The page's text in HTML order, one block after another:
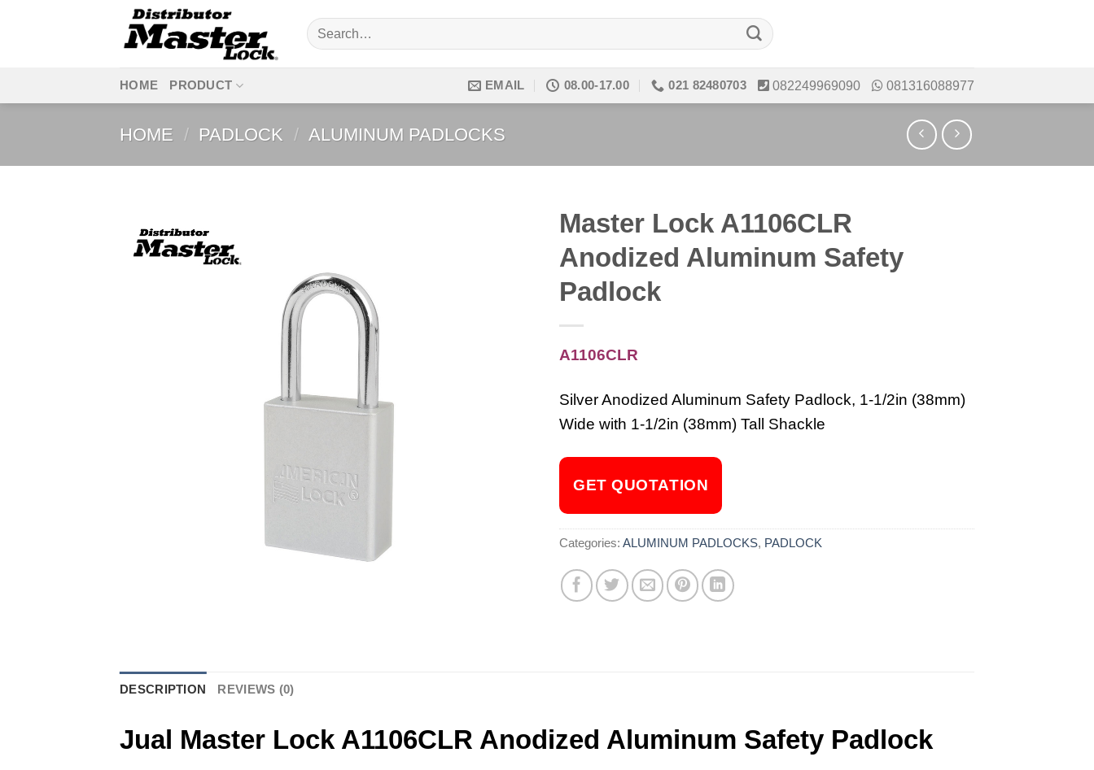
Search
for:
HOME PRODUCT EMAIL 08.00-17.00 021 82480703 082249969090 081316088977
HOME / PADLOCK / ALUMINUM PADLOCKS
Master Lock A1106CLR
Anodized Aluminum Safety
Padlock
A1106CLR
Silver Anodized Aluminum Safety Padlock, 1-1/2in (38mm)
Wide with 1-1/2in (38mm) Tall Shackle
GET QUOTATION
Categories: ALUMINUM PADLOCKS, PADLOCK
DESCRIPTION REVIEWS (0)
Jual Master Lock A1106CLR Anodized Aluminum Safety Padlock